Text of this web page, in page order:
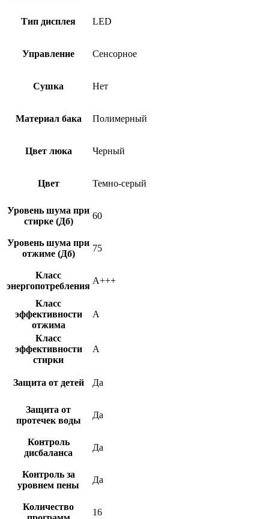
Тип дисплея LED
Управление Сенсорное
Сушка Нет
Материал бака Полимерный
Цвет люка Черный
Цвет Темно-серый
Уровень шума при
стирке (Дб)
60
Уровень шума при
отжиме (Дб)
75
Класс
энергопотребления
A+++
Класс
эффективности
отжима
A
Класс
эффективности
стирки
A
Защита от детей Да
Защита от
протечек воды
Да
Контроль
дисбаланса
Да
Контроль за
уровнем пены
Да
Количество
16